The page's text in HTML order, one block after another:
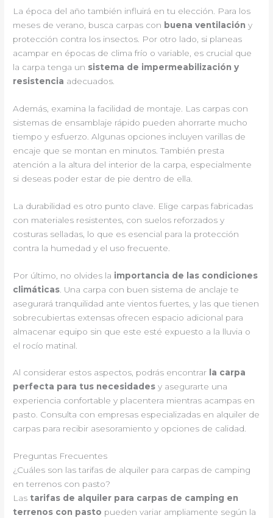
La época del año también influirá en tu elección. Para los
meses de verano, busca carpas con buena ventilación y
protección contra los insectos. Por otro lado, si planeas
acampar en épocas de clima frío o variable, es crucial que
la carpa tenga un sistema de impermeabilización y
resistencia adecuados.
Además, examina la facilidad de montaje. Las carpas con
sistemas de ensamblaje rápido pueden ahorrarte mucho
tiempo y esfuerzo. Algunas opciones incluyen varillas de
encaje que se montan en minutos. También presta
atención a la altura del interior de la carpa, especialmente
si deseas poder estar de pie dentro de ella.
La durabilidad es otro punto clave. Elige carpas fabricadas
con materiales resistentes, con suelos reforzados y
costuras selladas, lo que es esencial para la protección
contra la humedad y el uso frecuente.
Por último, no olvides la importancia de las condiciones
climáticas . Una carpa con buen sistema de anclaje te
asegurará tranquilidad ante vientos fuertes, y las que tienen
sobrecubiertas extensas ofrecen espacio adicional para
almacenar equipo sin que este esté expuesto a la lluvia o
el rocío matinal.
Al considerar estos aspectos, podrás encontrar la carpa
perfecta para tus necesidades y asegurarte una
experiencia confortable y placentera mientras acampas en
pasto. Consulta con empresas especializadas en alquiler de
carpas para recibir asesoramiento y opciones de calidad.
Preguntas Frecuentes
¿Cuáles son las tarifas de alquiler para carpas de camping
en terrenos con pasto?
Las tarifas de alquiler para carpas de camping en
terrenos con pasto pueden variar ampliamente según la